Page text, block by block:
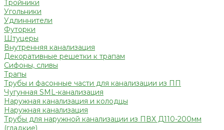
Тройники
Угольники
Удлиннители
Футорки
Штуцеры
Внутренняя канализация
Декоративные решетки к трапам
Сифоны, сливы
Трапы
Трубы и фасонные части для канализации из ПП
Чугунная SML-канализация
Наружная канализация и колодцы
Наружная канализация
Трубы для наружной канализации из ПВХ Д110-200мм
(гладкие)